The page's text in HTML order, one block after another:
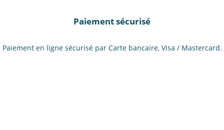
Paiement sécurisé
Paiement en ligne sécurisé par Carte bancaire, Visa / Mastercard.